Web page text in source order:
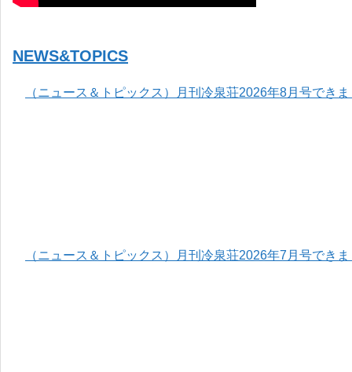
NEWS&TOPICS
（ニュース＆トピックス）月刊冷泉荘2026年8月号でき
（ニュース＆トピックス）月刊冷泉荘2026年7月号でき